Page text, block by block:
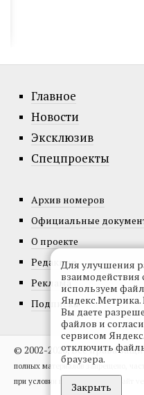
Главное
Новости
Эксклюзив
Спецпроекты
Архив номеров
Официальные
О проекте
Редакция
Реклама
Подписка
© 2002-2026, Все права
полных материалов запрещено,
при условии гиперссылки на сайт
Для улучшения
используем
Яндекс.Метрика.
Вы даете
файлов и
сервисом
отключить
браузера.
Закрыть